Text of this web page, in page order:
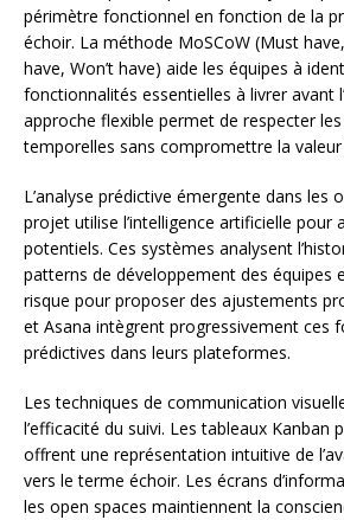
périmètre fonctionnel en fonction de la
échoir. La méthode MoSCoW (Must
have, Won’t have) aide les équipes à
fonctionnalités essentielles à livrer avant
approche flexible permet de respecter
temporelles sans compromettre la
L’analyse prédictive émergente dans les
projet utilise l’intelligence artificielle pour
potentiels. Ces systèmes analysent
patterns de développement des équipes
risque pour proposer des ajustements
et Asana intègrent progressivement ces
prédictives dans leurs plateformes.
Les techniques de communication
l’efficacité du suivi. Les tableaux Kanban
offrent une représentation intuitive de
vers le terme échoir. Les écrans
les open spaces maintiennent la